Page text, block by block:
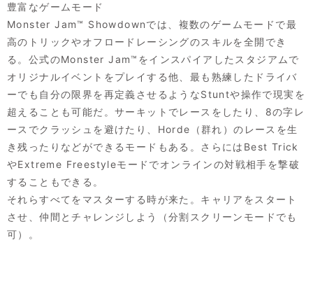
豊富なゲームモード
Monster Jam™ Showdownでは、複数のゲームモードで最
高のトリックやオフロードレーシングのスキルを全開でき
る。公式のMonster Jam™をインスパイアしたスタジアムで
オリジナルイベントをプレイする他、最も熟練したドライバ
ーでも自分の限界を再定義させるようなStuntや操作で現実を
超えることも可能だ。サーキットでレースをしたり、8の字レ
ースでクラッシュを避けたり、Horde（群れ）のレースを生
き残ったりなどができるモードもある。さらにはBest Trick
やExtreme Freestyleモードでオンラインの対戦相手を撃破
することもできる。
それらすべてをマスターする時が来た。キャリアをスタート
させ、仲間とチャレンジしよう（分割スクリーンモードでも
可）。